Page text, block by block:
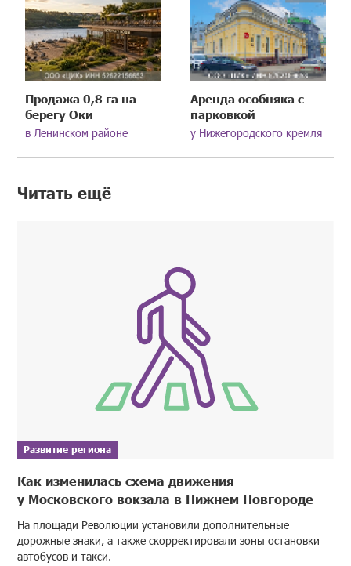
Продажа 0,8 га на
берегу Оки
в Ленинском районе
Аренда особняка с
парковкой
у Нижегородского кремля
Читать ещё
Развитие региона
Как изменилась схема движения
у Московского вокзала в Нижнем Новгороде
На площади Революции установили дополнительные
дорожные знаки, а также скорректировали зоны остановки
автобусов и такси.